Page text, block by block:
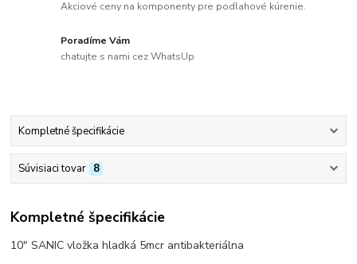
Akciové ceny na komponenty pre podlahové kúrenie.
Poradíme Vám
chatujte s nami cez WhatsUp
Kompletné špecifikácie
Súvisiaci tovar 8
Kompletné špecifikácie
10" SANIC vložka hladká 5mcr antibakteriálna